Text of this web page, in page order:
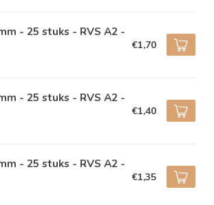
- 25 stuks - RVS A2 -
€1,70
- 25 stuks - RVS A2 -
€1,40
- 25 stuks - RVS A2 -
€1,35